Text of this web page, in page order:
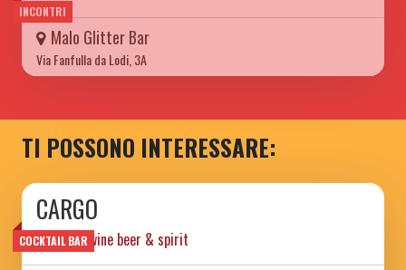
INCONTRI
Malo Glitter Bar
Via Fanfulla da Lodi, 3A
TI POSSONO INTERESSARE:
COCKTAIL BAR
CARGO
aperitifs wine beer & spirit